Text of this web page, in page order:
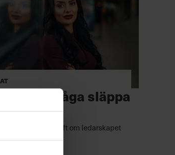
”Våga släppa
talanger vi hade haft om ledarskapet
ut?